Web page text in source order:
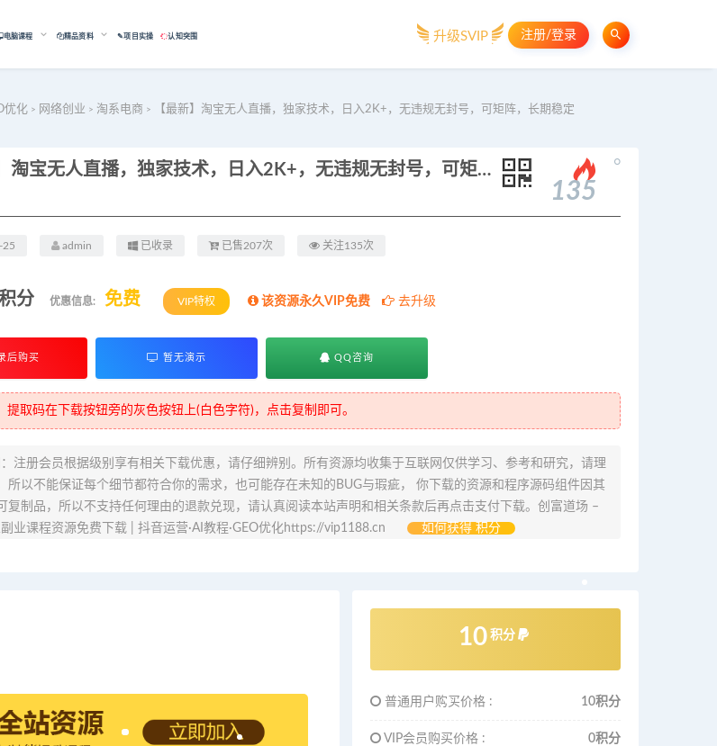
电脑课程 精品资料 ✎项目实操 认知突围 升级SVIP 注册/登录
优化 > 网络创业 > 淘系电商 > 【最新】淘宝无人直播，独家技术，日入2K+，无违规无封号，可矩阵，长期稳定
【最新】淘宝无人直播，独家技术，日入2K+，无违规无封号，可矩阵，长期稳定
135
。
admin 已收录 已售207次 关注135次
分 优惠信息: 免费 VIP特权 该资源永久VIP免费 去升级
后购买 暂无演示 QQ咨询
提取码在下载按钮旁的灰色按钮上(白色字符)，点击复制即可。
注册会员根据级别享有相关下载优惠，请仔细辨别。所有资源均收集于互联网仅供学习、参考和研究，请理
所以不能保证每个细节都符合你的需求，也可能存在未知的BUG与瑕疵， 你下载的资源和程序源码组件因其
复制品，所以不支持任何理由的退款兑现，请认真阅读本站声明和相关条款后再点击支付下载。创富道场 –
业课程资源免费下载 | 抖音运营·AI教程·GEO优化https://vip1188.cn
如何获得 积分
10 积分
普通用户购买价格 : 10积分
VIP会员购买价格 : 0积分